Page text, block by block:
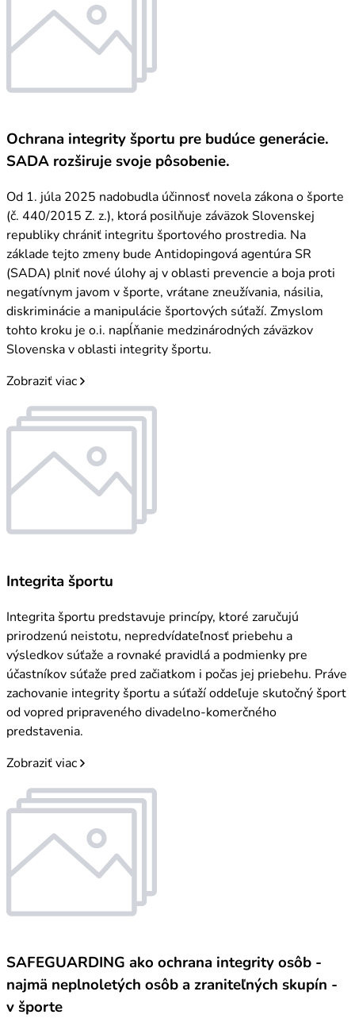
Ochrana integrity športu pre budúce generácie.
SADA rozširuje svoje pôsobenie.
Od 1. júla 2025 nadobudla účinnosť novela zákona o športe
(č. 440/2015 Z. z.), ktorá posilňuje záväzok Slovenskej
republiky chrániť integritu športového prostredia. Na
základe tejto zmeny bude Antidopingová agentúra SR
(SADA) plniť nové úlohy aj v oblasti prevencie a boja proti
negatívnym javom v športe, vrátane zneužívania, násilia,
diskriminácie a manipulácie športových súťaží. Zmyslom
tohto kroku je o.i. napĺňanie medzinárodných záväzkov
Slovenska v oblasti integrity športu.
Zobraziť viac
Integrita športu
Integrita športu predstavuje princípy, ktoré zaručujú
prirodzenú neistotu, nepredvídateľnosť priebehu a
výsledkov súťaže a rovnaké pravidlá a podmienky pre
účastníkov súťaže pred začiatkom i počas jej priebehu. Práve
zachovanie integrity športu a súťaží oddeľuje skutočný šport
od vopred pripraveného divadelno-komerčného
predstavenia.
Zobraziť viac
SAFEGUARDING ako ochrana integrity osôb -
najmä neplnoletých osôb a zraniteľných skupín -
v športe